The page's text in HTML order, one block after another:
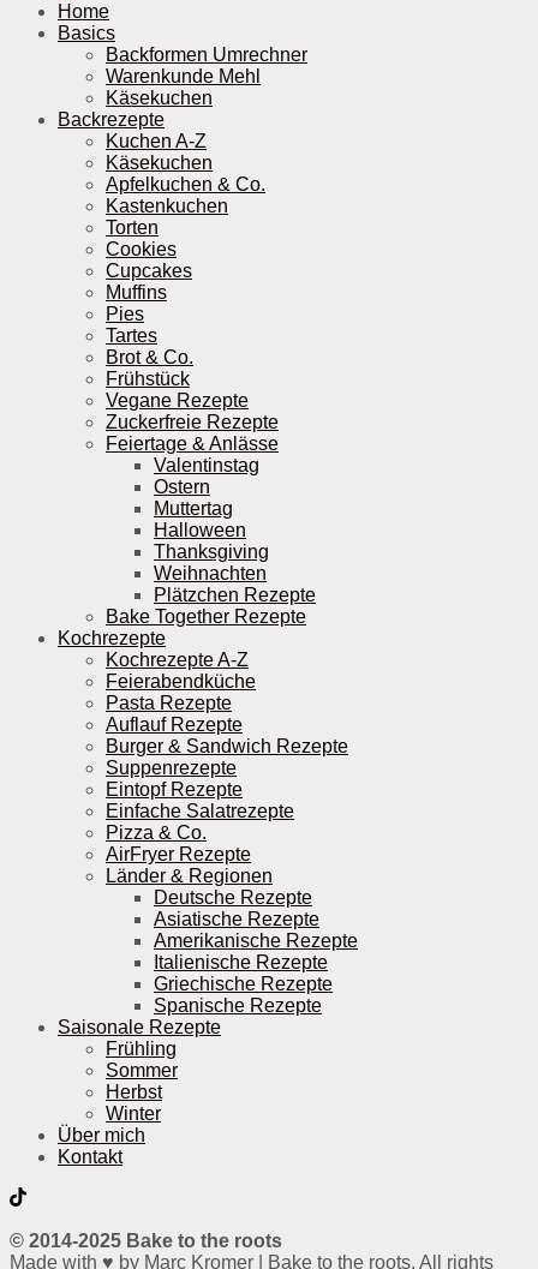
Home
Basics
Backformen Umrechner
Warenkunde Mehl
Käsekuchen
Backrezepte
Kuchen A-Z
Käsekuchen
Apfelkuchen & Co.
Kastenkuchen
Torten
Cookies
Cupcakes
Muffins
Pies
Tartes
Brot & Co.
Frühstück
Vegane Rezepte
Zuckerfreie Rezepte
Feiertage & Anlässe
Valentinstag
Ostern
Muttertag
Halloween
Thanksgiving
Weihnachten
Plätzchen Rezepte
Bake Together Rezepte
Kochrezepte
Kochrezepte A-Z
Feierabendküche
Pasta Rezepte
Auflauf Rezepte
Burger & Sandwich Rezepte
Suppenrezepte
Eintopf Rezepte
Einfache Salatrezepte
Pizza & Co.
AirFryer Rezepte
Länder & Regionen
Deutsche Rezepte
Asiatische Rezepte
Amerikanische Rezepte
Italienische Rezepte
Griechische Rezepte
Spanische Rezepte
Saisonale Rezepte
Frühling
Sommer
Herbst
Winter
Über mich
Kontakt
© 2014-2025 Bake to the roots
Made with ♥ by Marc Kromer | Bake to the roots. All rights